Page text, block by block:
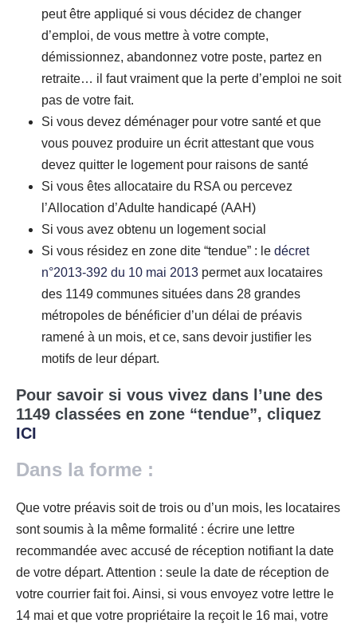
peut être appliqué si vous décidez de changer
d’emploi, de vous mettre à votre compte,
démissionnez, abandonnez votre poste, partez en
retraite… il faut vraiment que la perte d’emploi ne soit
pas de votre fait.
Si vous devez déménager pour votre santé et que
vous pouvez produire un écrit attestant que vous
devez quitter le logement pour raisons de santé
Si vous êtes allocataire du RSA ou percevez
l’Allocation d’Adulte handicapé (AAH)
Si vous avez obtenu un logement social
Si vous résidez en zone dite “tendue” : le décret
n°2013-392 du 10 mai 2013 permet aux locataires
des 1149 communes situées dans 28 grandes
métropoles de bénéficier d’un délai de préavis
ramené à un mois, et ce, sans devoir justifier les
motifs de leur départ.
Pour savoir si vous vivez dans l’une des
1149 classées en zone “tendue”, cliquez
ICI
Dans la forme :
Que votre préavis soit de trois ou d’un mois, les locataires
sont soumis à la même formalité : écrire une lettre
recommandée avec accusé de réception notifiant la date
de votre départ. Attention : seule la date de réception de
votre courrier fait foi. Ainsi, si vous envoyez votre lettre le
14 mai et que votre propriétaire la reçoit le 16 mai, votre